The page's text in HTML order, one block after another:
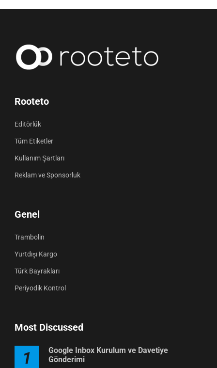
Rooteto
Editörlük
Tüm Etiketler
Kullanım Şartları
Reklam ve Sponsorluk
Genel
Trambolin
Yurtdışı Kargo
Türk Bayrakları
Periyodik Kontrol
Most Discussed
1
Google Inbox Kurulum ve Davetiye
Gönderimi